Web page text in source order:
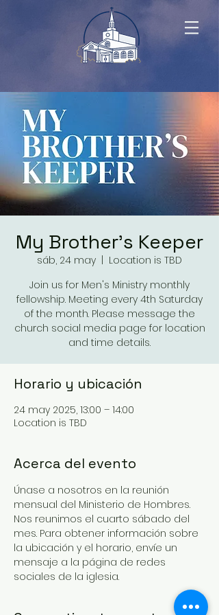
My Brother's Keeper
sáb, 24 may
Location is TBD
Join us for Men's Ministry monthly
fellowship. Meeting every 4th Saturday
of the month. Please message the
church social media page for location
and time details.
Horario y ubicación
24 may 2025, 13:00 – 14:00
Location is TBD
Acerca del evento
Únase a nosotros en la reunión
mensual del Ministerio de Hombres.
Nos reunimos el cuarto sábado del
mes. Para obtener información sobre
la ubicación y el horario, envíe un
mensaje a la página de redes
sociales de la iglesia.